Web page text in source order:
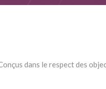
dans le respect des